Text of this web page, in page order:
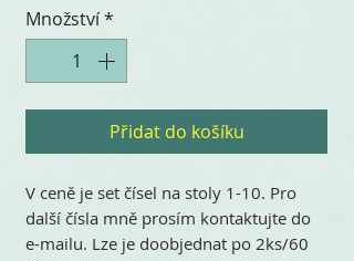
Množství*
Přidat do košíku
V ceně je set čísel na stoly 1-10. Pro
další čísla mně prosím kontaktujte do
e-mailu. Lze je doobjednat po 2ks/60